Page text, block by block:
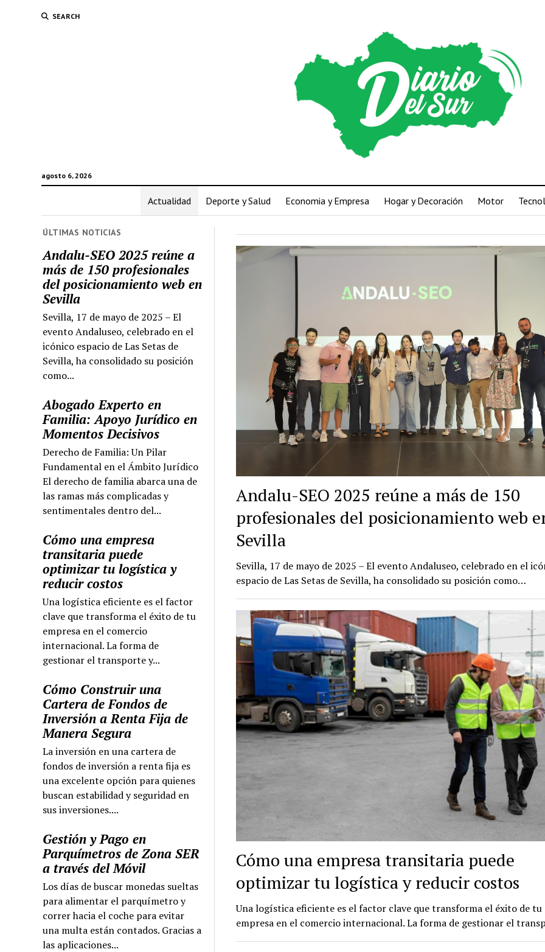
SEARCH
agosto 6, 2026
Actualidad Deporte y Salud Economia y Empresa Hogar y Decoración Motor
ÚLTIMAS NOTICIAS
Andalu-SEO 2025 reúne a
más de 150 profesionales
del posicionamiento web en
Sevilla
Sevilla, 17 de mayo de 2025 – El
evento Andaluseo, celebrado en el
icónico espacio de Las Setas de
Sevilla, ha consolidado su posición
como...
Abogado Experto en
Familia: Apoyo Jurídico en
Momentos Decisivos
Derecho de Familia: Un Pilar
Fundamental en el Ámbito Jurídico
El derecho de familia abarca una de
las ramas más complicadas y
sentimentales dentro del...
Cómo una empresa
transitaria puede
optimizar tu logística y
reducir costos
Una logística eficiente es el factor
clave que transforma el éxito de tu
empresa en el comercio
internacional. La forma de
gestionar el transporte y...
Cómo Construir una
Cartera de Fondos de
Inversión a Renta Fija de
Manera Segura
La inversión en una cartera de
fondos de inversión a renta fija es
una excelente opción para quienes
buscan estabilidad y seguridad en
sus inversiones....
Gestión y Pago en
Parquímetros de Zona SER
a través del Móvil
Los días de buscar monedas sueltas
para alimentar el parquímetro y
correr hacia el coche para evitar
una multa están contados. Gracias a
las aplicaciones...
Andalu-SEO 2025 reúne a más de 150
profesionales del posicionamiento web
Sevilla
Sevilla, 17 de mayo de 2025 – El evento Andaluseo, celebrado en el
espacio de Las Setas de Sevilla, ha consolidado su posición como…
Cómo una empresa transitaria puede
optimizar tu logística y reducir costos
Una logística eficiente es el factor clave que transforma el éxito de tu
empresa en el comercio internacional. La forma de gestionar el